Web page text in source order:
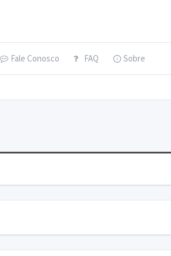
Fale Conosco FAQ Sobre